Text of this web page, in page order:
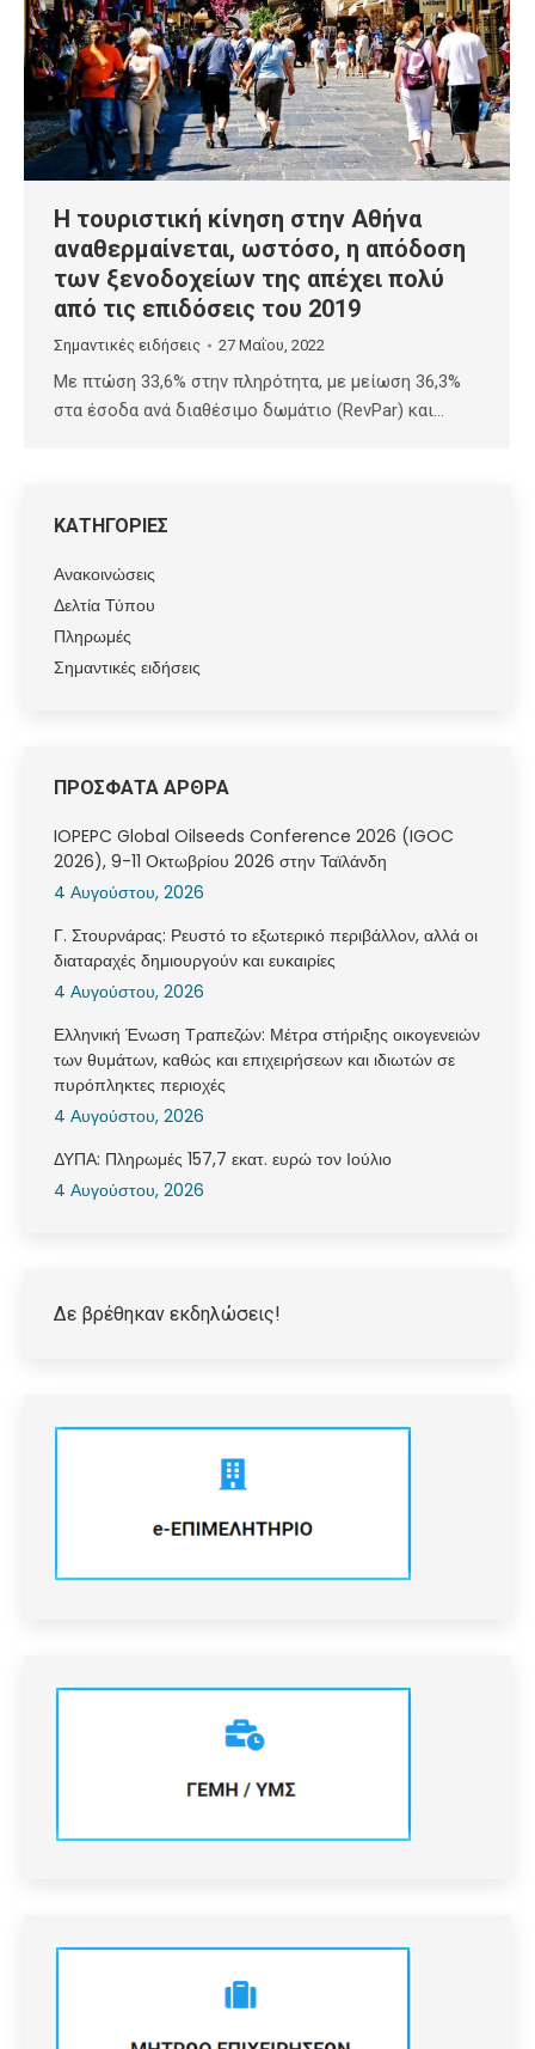
Η τουριστική κίνηση στην Αθήνα
αναθερμαίνεται, ωστόσο, η απόδοση
των ξενοδοχείων της απέχει πολύ
από τις επιδόσεις του 2019
Σημαντικές ειδήσεις 27 Μαΐου, 2022
Με πτώση 33,6% στην πληρότητα, με μείωση 36,3%
στα έσοδα ανά διαθέσιμο δωμάτιο (RevPar) και…
ΚΑΤΗΓΟΡΙΕΣ
Ανακοινώσεις
Δελτία Τύπου
Πληρωμές
Σημαντικές ειδήσεις
ΠΡΟΣΦΑΤΑ ΑΡΘΡΑ
IOPEPC Global Oilseeds Conference 2026 (IGOC
2026), 9-11 Οκτωβρίου 2026 στην Ταϊλάνδη
4 Αυγούστου, 2026
Γ. Στουρνάρας: Ρευστό το εξωτερικό περιβάλλον, αλλά οι
διαταραχές δημιουργούν και ευκαιρίες
4 Αυγούστου, 2026
Ελληνική Ένωση Τραπεζών: Μέτρα στήριξης οικογενειών
των θυμάτων, καθώς και επιχειρήσεων και ιδιωτών σε
πυρόπληκτες περιοχές
4 Αυγούστου, 2026
ΔΥΠΑ: Πληρωμές 157,7 εκατ. ευρώ τον Ιούλιο
4 Αυγούστου, 2026
Δε βρέθηκαν εκδηλώσεις!